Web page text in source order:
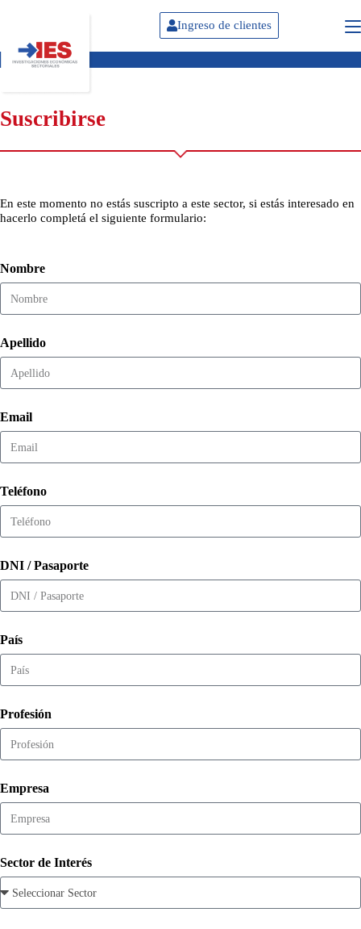
Ingreso de clientes
Suscribirse
En este momento no estás suscripto a este sector, si estás interesado en
hacerlo completá el siguiente formulario:
Nombre
Apellido
Email
Teléfono
DNI / Pasaporte
País
Profesión
Empresa
Sector de Interés